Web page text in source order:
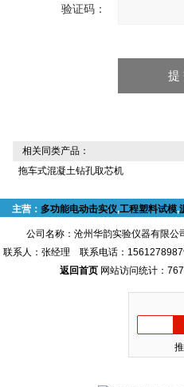
验证码：
相关同类产品：
拖车式混凝土钻孔取芯机
主营： 多功能电动击实仪,工程塑料试模,
公司名称：沧州华韵实验仪器有限
联系人：张经理 联系电话：
返回首页 网站访问统计：